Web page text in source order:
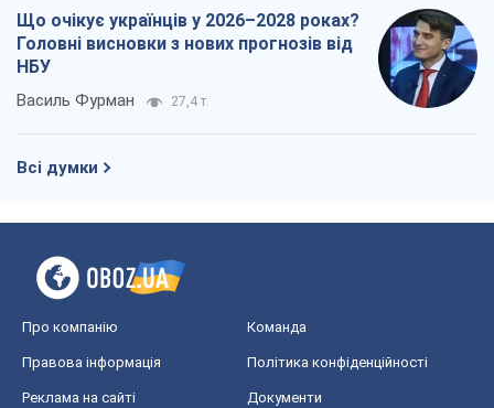
Що очікує українців у 2026–2028 роках?
Головні висновки з нових прогнозів від
НБУ
Василь Фурман 27,4 т.
Всі думки
Про компанію Команда
Правова інформація Політика конфіденційності
Реклама на сайті Документи